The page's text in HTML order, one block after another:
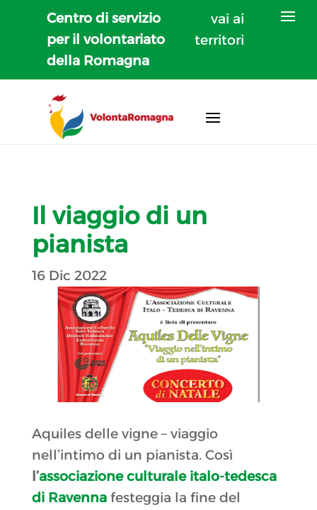
Centro di servizio
per il volontariato
della Romagna
vai ai
territori
Il viaggio di un
pianista
16 Dic 2022
Aquiles delle vigne – viaggio
nell’intimo di un pianista. Così
l’associazione culturale italo-tedesca
di Ravennafesteggia la fine del